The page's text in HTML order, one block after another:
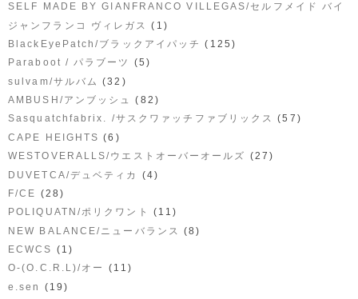
SELF MADE BY GIANFRANCO VILLEGAS/セルフメイド バイ
ジャンフランコ ヴィレガス (1)
BlackEyePatch/ブラックアイパッチ (125)
Paraboot / パラブーツ
(5)
sulvam/サルバム (32)
AMBUSH/アンブッシュ
(82)
Sasquatchfabrix. /サスクワァッチファブリックス (57)
CAPE HEIGHTS (6)
WESTOVERALLS/ウエストオーバーオールズ (27)
DUVETCA/デュベティカ
(4)
F/CE (28)
POLIQUATN/ポリクワント
(11)
NEW BALANCE/ニューバランス (8)
ECWCS (1)
O-(O.C.R.L)/オー
(11)
e.sen
(19)